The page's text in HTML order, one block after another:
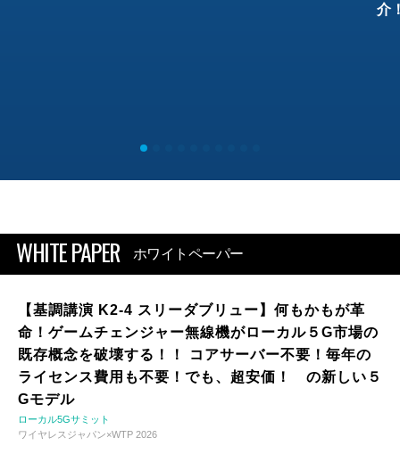
介
WHITE PAPER ホワイトペーパー
【基調講演 K2-4 スリーダブリュー】何もかもが革
命！ゲームチェンジャー無線機がローカル５G市場の
既存概念を破壊する！！ コアサーバー不要！毎年の
ライセンス費用も不要！でも、超安価！ の新しい５
Gモデル
ローカル5Gサミット
ワイヤレスジャパン×WTP 2026